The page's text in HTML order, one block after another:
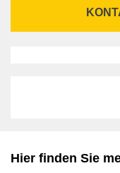
Hier finden Sie